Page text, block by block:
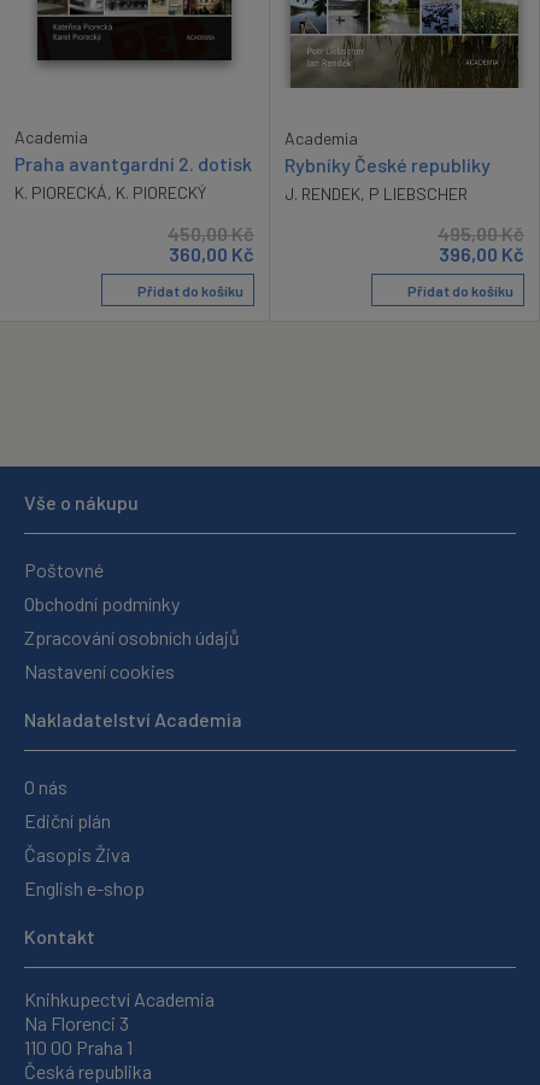
Academia
Praha avantgardní 2. dotisk
K. PIORECKÁ, K. PIORECKÝ
450,00Kč
360,00 Kč
Přidat do košíku
Academia
Rybníky České republiky
J. RENDEK, P LIEBSCHER
495,00Kč
396,00 Kč
Přidat do košíku
Vše o nákupu
Poštovné
Obchodní podmínky
Zpracování osobních údajů
Nastavení cookies
Nakladatelství Academia
O nás
Ediční plán
Časopis Živa
English e-shop
Kontakt
Knihkupectví Academia
Na Florenci 3
110 00 Praha 1
Česká republika